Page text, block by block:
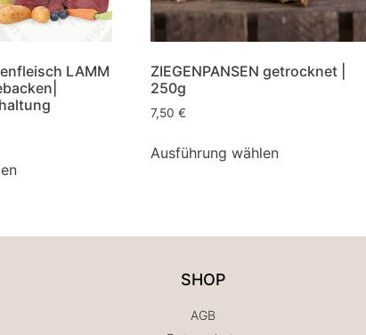
LAMM
ZIEGENPANSEN getrocknet |
250g
7,50€
Ausführung wählen
SHOP
AGB